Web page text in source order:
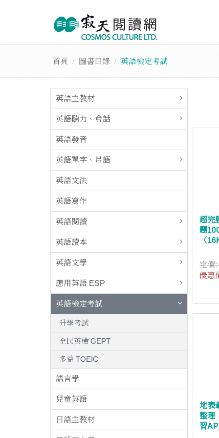
首頁 圖書目錄 英語檢定考試
英語主教材
英語聽力、會話
英語發音
英語單字、片語
英語文法
英語寫作
英語閱讀
英語讀本
英語文學
應用英語 ESP
英語檢定考試
升學考試
全民英檢 GEPT
多益 TOEIC
語言學
兒童英語
日語主教材
超完
題
（
定價:
優惠
地表
整理
習